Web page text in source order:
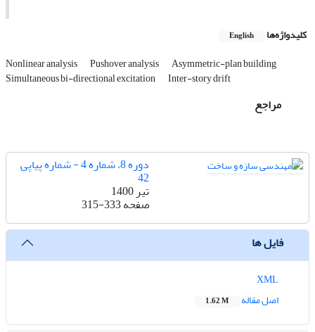
کلیدواژه‌ها English
Nonlinear analysis Pushover analysis Asymmetric-plan building
Simultaneous bi-directional excitation Inter-story drift
مراجع
دوره 8، شماره 4 - شماره پیاپی
42
تیر 1400
صفحه315-333
فایل ها
اصل مقاله
1.62 M